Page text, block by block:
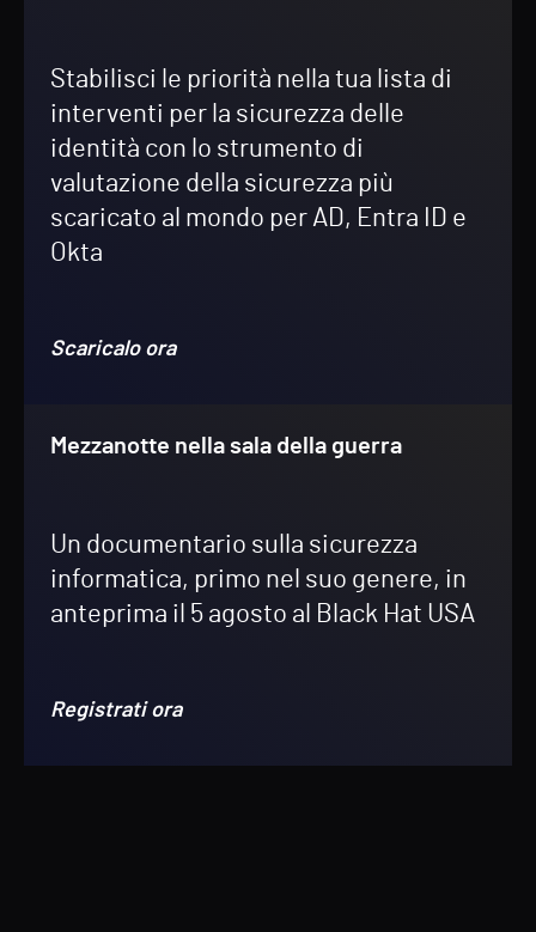
Stabilisci le priorità nella tua lista di
interventi per la sicurezza delle
identità con lo strumento di
valutazione della sicurezza più
scaricato al mondo per AD, Entra ID e
Okta
Scaricalo ora
Mezzanotte nella sala della guerra
Un documentario sulla sicurezza
informatica, primo nel suo genere, in
anteprima il 5 agosto al Black Hat USA
Registrati ora